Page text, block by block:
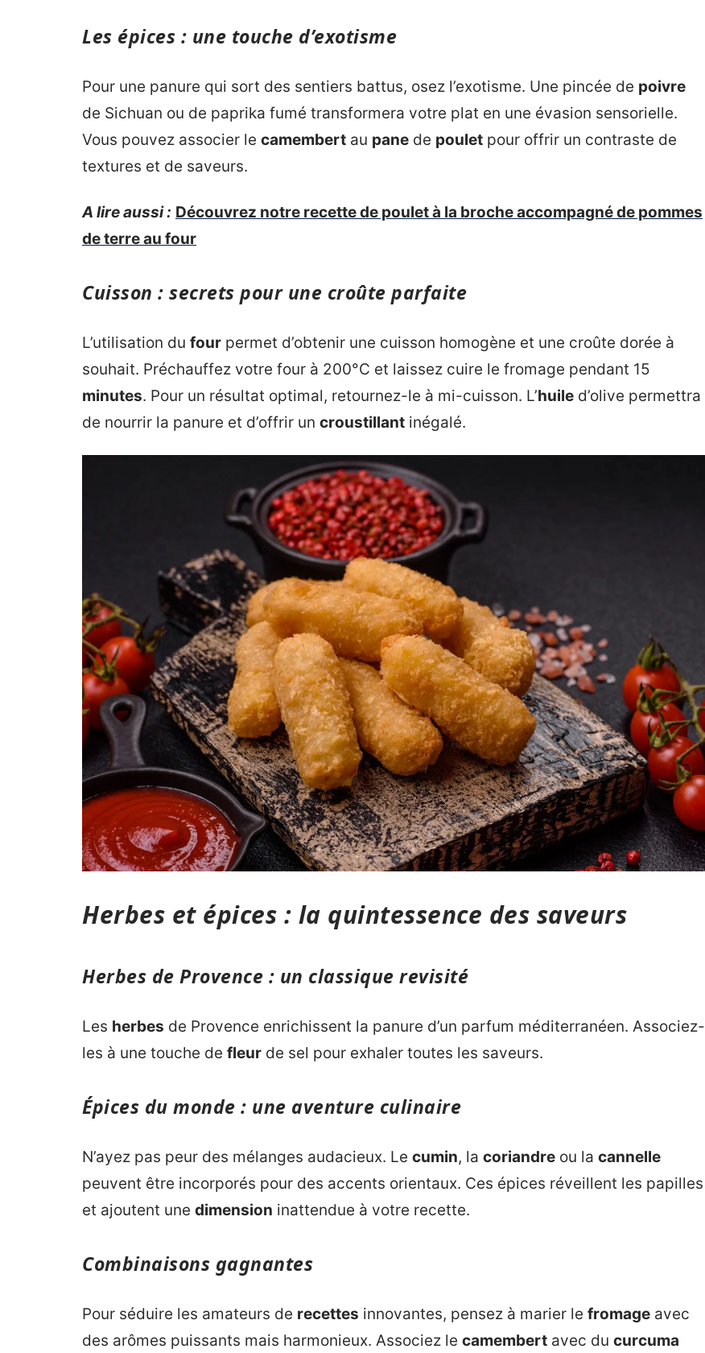
Les épices : une touche d’exotisme
Pour une panure qui sort des sentiers battus, osez l’exotisme. Une pincée de poivre
de Sichuan ou de paprika fumé transformera votre plat en une évasion sensorielle.
Vous pouvez associer le camembert au pane de poulet pour offrir un contraste de
textures et de saveurs.
A lire aussi : Découvrez notre recette de poulet à la broche accompagné de pommes
de terre au four
Cuisson : secrets pour une croûte parfaite
L’utilisation du four permet d’obtenir une cuisson homogène et une croûte dorée à
souhait. Préchauffez votre four à 200°C et laissez cuire le fromage pendant 15
minutes. Pour un résultat optimal, retournez-le à mi-cuisson. L’huile d’olive permettra
de nourrir la panure et d’offrir un croustillant inégalé.
Herbes et épices : la quintessence des saveurs
Herbes de Provence : un classique revisité
Les herbes de Provence enrichissent la panure d’un parfum méditerranéen. Associez-
les à une touche de fleur de sel pour exhaler toutes les saveurs.
Épices du monde : une aventure culinaire
N’ayez pas peur des mélanges audacieux. Le cumin, la coriandre ou la cannelle
peuvent être incorporés pour des accents orientaux. Ces épices réveillent les papilles
et ajoutent une dimension inattendue à votre recette.
Combinaisons gagnantes
Pour séduire les amateurs de recettes innovantes, pensez à marier le fromage avec
des arômes puissants mais harmonieux. Associez le camembert avec du curcuma